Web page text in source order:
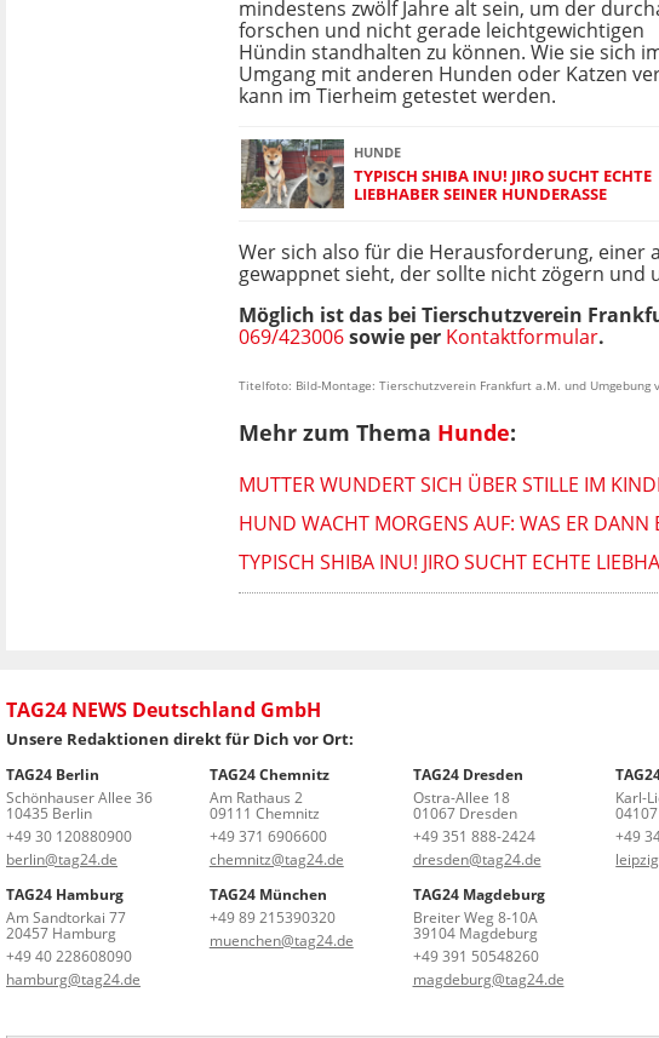
mindestens zwölf Jahre alt sein, um der
forschen und nicht gerade leichtgewichtigen
Hündin standhalten zu können. Wie sie sich
Umgang mit anderen Hunden oder Katzen
kann im Tierheim getestet werden.
HUNDE
TYPISCH SHIBA INU! JIRO SUCHT ECHTE
LIEBHABER SEINER HUNDERASSE
Wer sich also für die Herausforderung,
gewappnet sieht, der sollte nicht zögern und
Möglich ist das bei Tierschutzverein
069/423006sowie per Kontaktformular.
Titelfoto: Bild-Montage: Tierschutzverein Frankfurt a.M. und Umgebung
Mehr zum Thema Hunde:
MUTTER WUNDERT SICH ÜBER STILLE IM
HUND WACHT MORGENS AUF: WAS ER DANN
TYPISCH SHIBA INU! JIRO SUCHT ECHTE
TAG24 NEWS Deutschland GmbH
Unsere Redaktionen direkt für Dich vor Ort:
TAG24 Berlin
Schönhauser Allee 36
10435 Berlin
+49 30 120880900
berlin@tag24.de
TAG24 Chemnitz
Am Rathaus 2
09111 Chemnitz
+49 371 6906600
chemnitz@tag24.de
TAG24 Dresden
Ostra-Allee 18
01067 Dresden
+49 351 888-2424
dresden@tag24.de
Karl-
+49
TAG24 Hamburg
Am Sandtorkai 77
20457 Hamburg
+49 40 228608090
hamburg@tag24.de
TAG24 München
+49 89 215390320
muenchen@tag24.de
TAG24 Magdeburg
Breiter Weg 8-10A
39104 Magdeburg
+49 391 50548260
magdeburg@tag24.de